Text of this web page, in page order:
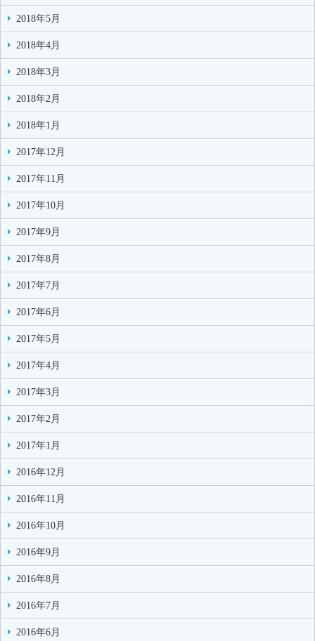
2018年5月
2018年4月
2018年3月
2018年2月
2018年1月
2017年12月
2017年11月
2017年10月
2017年9月
2017年8月
2017年7月
2017年6月
2017年5月
2017年4月
2017年3月
2017年2月
2017年1月
2016年12月
2016年11月
2016年10月
2016年9月
2016年8月
2016年7月
2016年6月